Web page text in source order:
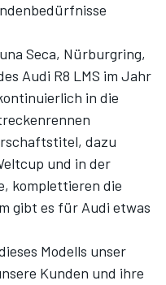
Seca, Nürburgring,
Audi R8 LMS im Jahr
in die
dazu
und in der
komplettieren die
gibt es für Audi etwas
Modells unser
Kunden und ihre